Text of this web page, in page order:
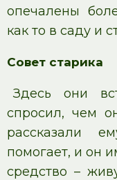
опечалены
как то в саду и
Совет старика
Здесь они
спросил, чем
рассказали
помогает, и он
средство –